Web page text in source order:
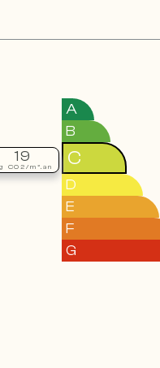
A
B
C
D
E
F
G
19
CO2/m².an